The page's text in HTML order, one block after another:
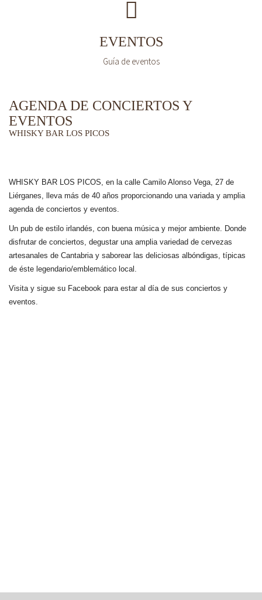
EVENTOS
Guía de eventos
AGENDA DE CONCIERTOS Y
EVENTOS
WHISKY BAR LOS PICOS
WHISKY BAR LOS PICOS, en la calle Camilo Alonso Vega, 27 de
Liérganes, lleva más de 40 años proporcionando una variada y amplia
agenda de conciertos y eventos.
Un pub de estilo irlandés, con buena música y mejor ambiente. Donde
disfrutar de conciertos, degustar una amplia variedad de cervezas
artesanales de Cantabria y saborear las deliciosas albóndigas, típicas
de éste legendario/emblemático local.
Visita y sigue su Facebook para estar al día de sus conciertos y
eventos.